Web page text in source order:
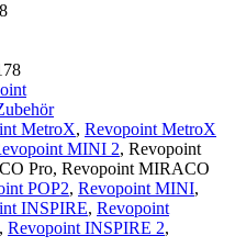
MetroX, Revopoint MetroX
MINI 2, Revopoint
Pro, Revopoint MIRACO
POP2, Revopoint MINI,
INSPIRE, Revopoint
, Revopoint INSPIRE 2,